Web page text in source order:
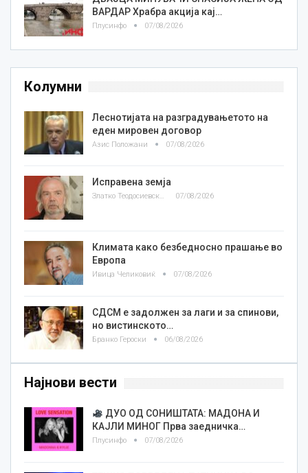
ВАРДАР Храбра акција кај…
Плусинфо 07/08/2026
Колумни
Леснотијата на разградувањетото на
еден мировен договор
Азис Положани 07/08/2026
Исправена земја
Златко Теодосиевски 07/08/2026
Климата како безбедносно прашање во
Европа
Ивица Челиковиќ 07/08/2026
СДСМ е задолжен за лаги и за спинови,
но вистинското…
Бранко Героски 06/08/2026
Најнови вести
ДУО ОД СОНИШТАТА: МАДОНА И
КАЈЛИ МИНОГ Прва заедничка…
Плусинфо 07/08/2026